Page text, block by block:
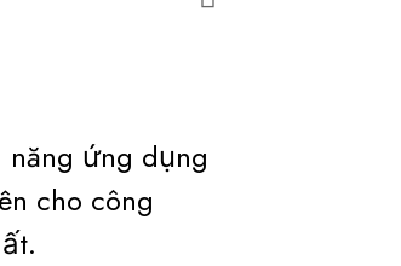
năng ứng dụng
cho công